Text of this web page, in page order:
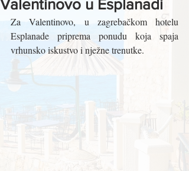
Valentinovo u Esplanadi
Za Valentinovo, u zagrebačkom hotelu
Esplanade priprema ponudu koja spaja
vrhunsko iskustvo i nježne trenutke.